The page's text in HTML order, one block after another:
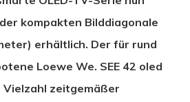
kompakten Bilddiagonale
erhältlich. Der für rund
Loewe We. SEE 42 oled
Vielzahl zeitgemäßer